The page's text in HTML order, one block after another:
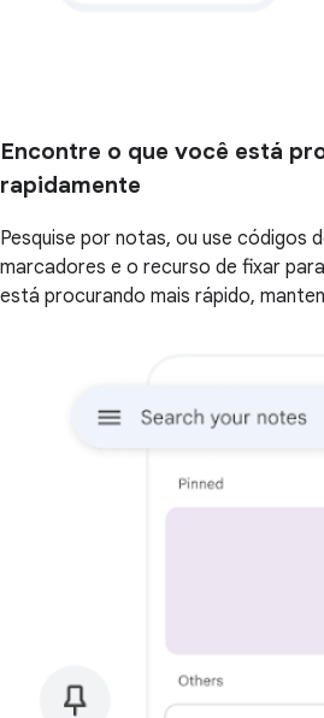
Encontre o que você está
rapidamente
Pesquise por notas, ou use códigos
marcadores e o recurso de fixar
está procurando mais rápido,